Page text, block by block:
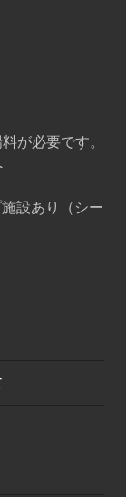
が必要です。
設あり（シー